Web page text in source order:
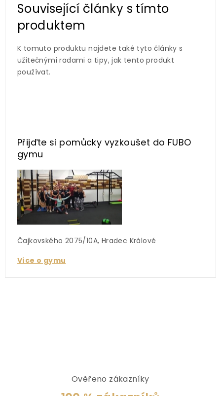
Související články s tímto
produktem
K tomuto produktu najdete také tyto články s
užitečnými radami a tipy, jak tento produkt
používat.
Přijďte si pomůcky vyzkoušet do FUBO
gymu
Čajkovského 2075/10A, Hradec Králové
Více o gymu
Ověřeno zákazníky